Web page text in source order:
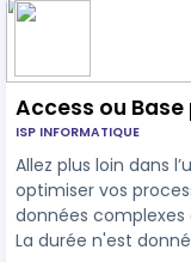
Access ou
ISP INFORMATIQUE
Allez plus loin dans
optimiser vos
données complexes
La durée n'est